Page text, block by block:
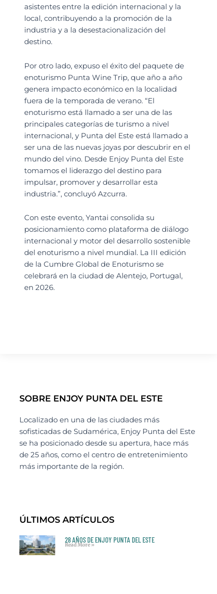
asistentes entre la edición internacional y la
local, contribuyendo a la promoción de la
industria y a la desestacionalización del
destino.
Por otro lado, expuso el éxito del paquete de
enoturismo Punta Wine Trip, que año a año
genera impacto económico en la localidad
fuera de la temporada de verano. “El
enoturismo está llamado a ser una de las
principales categorías de turismo a nivel
internacional, y Punta del Este está llamado a
ser una de las nuevas joyas por descubrir en el
mundo del vino. Desde Enjoy Punta del Este
tomamos el liderazgo del destino para
impulsar, promover y desarrollar esta
industria.”, concluyó Azcurra.
Con este evento, Yantai consolida su
posicionamiento como plataforma de diálogo
internacional y motor del desarrollo sostenible
del enoturismo a nivel mundial. La III edición
de la Cumbre Global de Enoturismo se
celebrará en la ciudad de Alentejo, Portugal,
en 2026.
SOBRE ENJOY PUNTA DEL ESTE
Localizado en una de las ciudades más
sofisticadas de Sudamérica, Enjoy Punta del Este
se ha posicionado desde su apertura, hace más
de 25 años, como el centro de entretenimiento
más importante de la región.
ÚLTIMOS ARTÍCULOS
28 AÑOS DE ENJOY PUNTA DEL ESTE
Read More »